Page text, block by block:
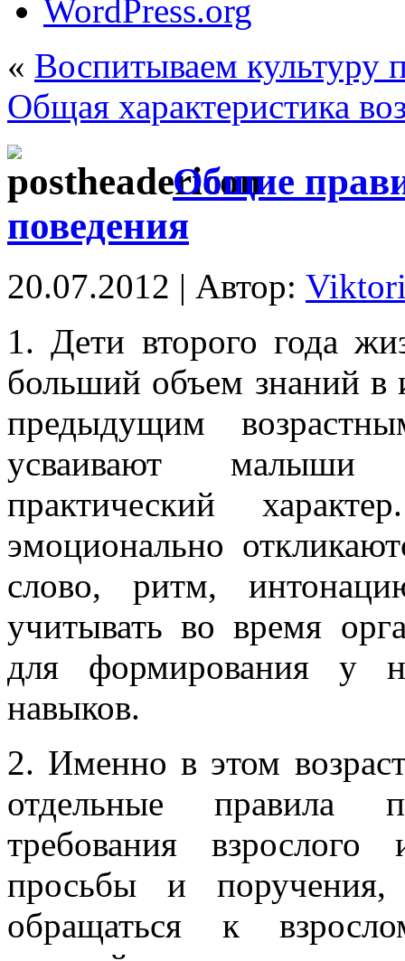
WordPress.org
« Воспитываем культуру
Общая характеристика
Общие
поведения
20.07.2012 | Автор:
1. Дети второго года
больший объем знаний в
предыдущим
усваивают малыши
практический
эмоционально
слово, ритм,
учитывать во время
для формирования у
навыков.
2. Именно в этом
отдельные правила
требования
просьбы и поручения,
обращаться к